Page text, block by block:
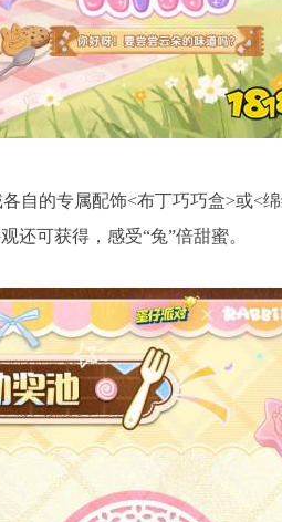
自的专属配饰<布丁巧巧盒>或<
还可获得，感受“兔”倍甜蜜。